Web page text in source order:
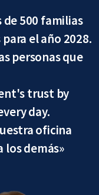
de 500 familias
el año 2028.
personas que
trust by
day.
oficina
los demás»